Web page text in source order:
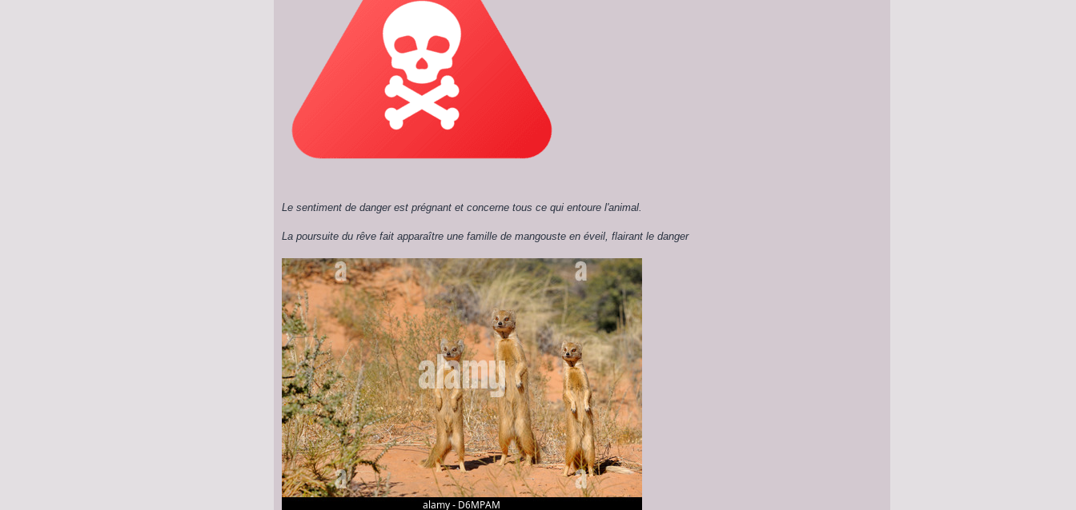
Le sentiment de danger est prégnant et concerne tous ce qui entoure l'animal.
La poursuite du rêve fait apparaître une famille de mangouste en éveil, flairant le danger